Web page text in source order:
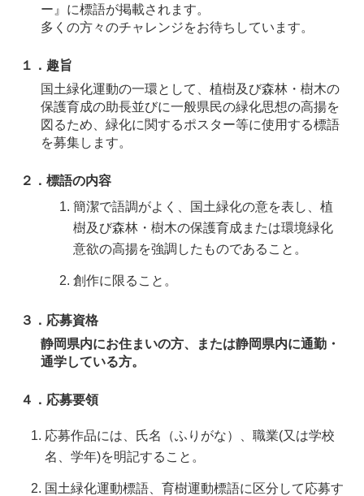
ー』に標語が掲載されます。
多くの方々のチャレンジをお待ちしています。
１．趣旨
国土緑化運動の一環として、植樹及び森林・樹木の
保護育成の助長並びに一般県民の緑化思想の高揚を
図るため、緑化に関するポスター等に使用する標語
を募集します。
２．標語の内容
簡潔で語調がよく、国土緑化の意を表し、植
樹及び森林・樹木の保護育成または環境緑化
意欲の高揚を強調したものであること。
創作に限ること。
３．応募資格
静岡県内にお住まいの方、または静岡県内に通勤・
通学している方。
４．応募要領
応募作品には、氏名（ふりがな）、職業(又は学校
名、学年)を明記すること。
国土緑化運動標語、育樹運動標語に区分して応募す